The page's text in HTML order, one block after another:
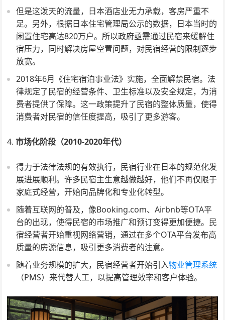
但是这泼天的流量，日本酒店业无力承载，客房严重不
足。另外，根据日本住宅管理局公示的数据，日本当时的
闲置住宅高达820万户。所以政府亟需通过民宿来缓解住
宿压力，同时解决房屋空置问题，对民宿经营的限制逐步
放宽。
2018年6月《住宅宿泊事业法》实施，全面解禁民宿。法
律规定了民宿的经营条件、卫生标准以及安全规定，为消
费者提供了保障。这一政策提升了民宿的整体质量，使得
消费者对民宿的信任度提高，吸引了更多游客。
市场化阶段（2010-2020年代）
得力于法律法规的有效执行，民宿行业在日本的规范化发
展进展顺利。许多民宿主生意越做越好，他们不再仅限于
家庭式经营，开始向品牌化和专业化转型。
随着互联网的普及，像Booking.com、Airbnb等OTA平
台的出现，使得民宿的市场推广和预订变得更加便捷。民
宿经营者开始重视网络营销，通过在多个OTA平台发布高
质量的房源信息，吸引更多消费者的注意。
随着业务规模的扩大，民宿经营者开始引入物业管理系统
（PMS）来代替人工，以提高管理效率和客户体验。